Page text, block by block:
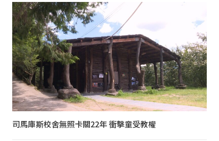
司馬庫斯校舍無照卡關22年 衝擊童受教權